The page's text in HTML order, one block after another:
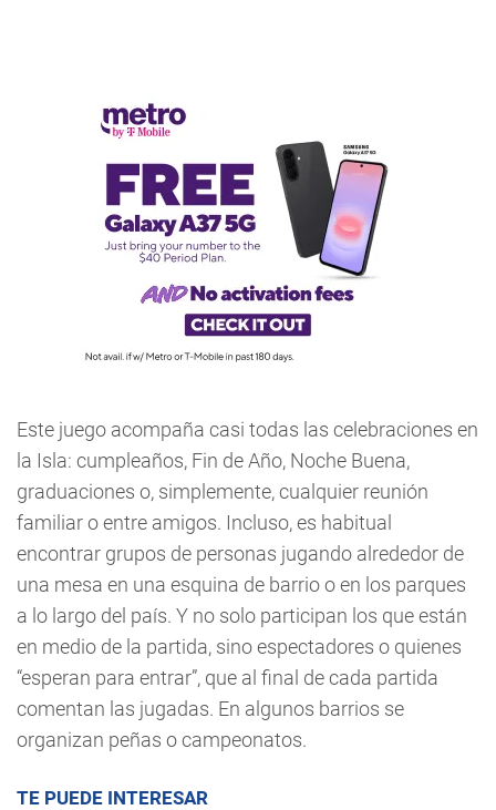
Este juego acompaña casi todas las celebraciones en
la Isla: cumpleaños, Fin de Año, Noche Buena,
graduaciones o, simplemente, cualquier reunión
familiar o entre amigos. Incluso, es habitual
encontrar grupos de personas jugando alrededor de
una mesa en una esquina de barrio o en los parques
a lo largo del país. Y no solo participan los que están
en medio de la partida, sino espectadores o quienes
“esperan para entrar”, que al final de cada partida
comentan las jugadas. En algunos barrios se
organizan peñas o campeonatos.
TE PUEDE INTERESAR